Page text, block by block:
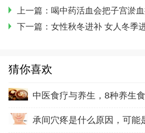
上一篇： 喝中药活血会把子宫淤
下一篇： 女性秋冬进补 女人冬季
猜你喜欢
中医食疗与养生，8种养生